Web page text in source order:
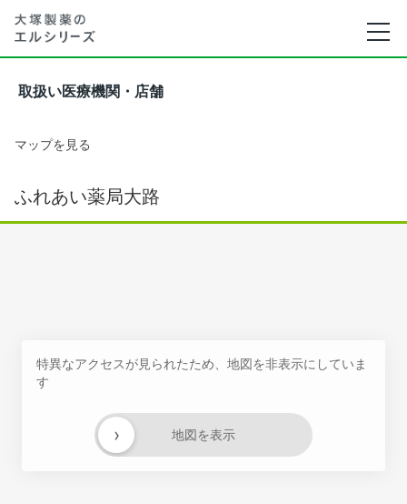
取扱い医療機関・店舗
マップを見る
ふれあい薬局大路
特異なアクセスが見られたため、地図を非表示にしていま
す
地図を表示
›